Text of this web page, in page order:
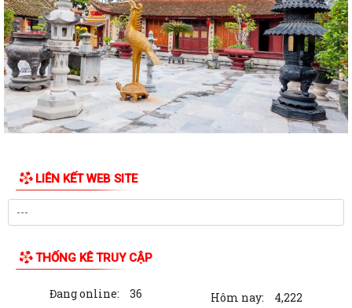
LIÊN KẾT WEB SITE
THỐNG KÊ TRUY CẬP
Đang online: 36 Hôm nay:
4,222